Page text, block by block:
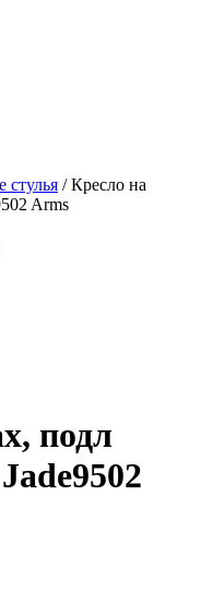
/ Кресло на
Arms
подл